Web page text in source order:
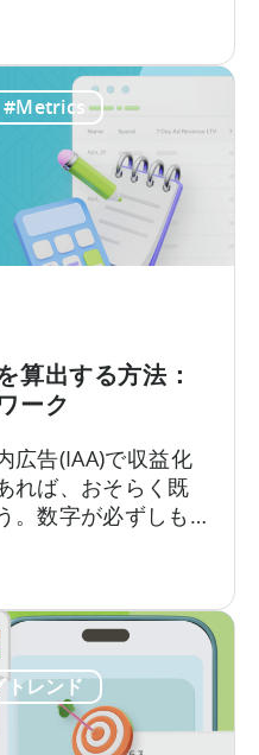
ルゲーム業界で
コノミクス（単位
りやすく解説して
#Metrics
算出する方法：
ーク
広告(IAA)で収益化
れば、おそらく既
。数字が必ずしも
しょうか？ある
シュボードでは4万
しれません。広告
トフォームは1つの
告…
レンド